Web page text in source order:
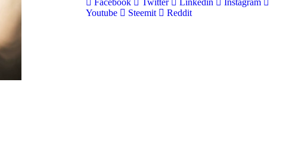
Facebook Twitter Linkedin
Instagram
Youtube
Steemit Reddit